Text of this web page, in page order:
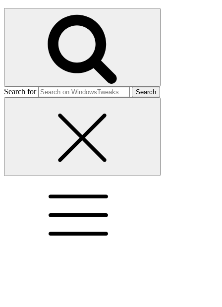
Search for